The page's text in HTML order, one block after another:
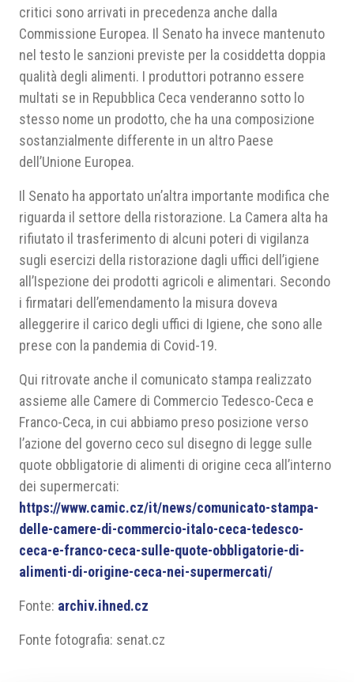
critici sono arrivati in precedenza anche dalla
Commissione Europea. Il Senato ha invece mantenuto
nel testo le sanzioni previste per la cosiddetta doppia
qualità degli alimenti. I produttori potranno essere
multati se in Repubblica Ceca venderanno sotto lo
stesso nome un prodotto, che ha una composizione
sostanzialmente differente in un altro Paese
dell’Unione Europea.
Il Senato ha apportato un’altra importante modifica che
riguarda il settore della ristorazione. La Camera alta ha
rifiutato il trasferimento di alcuni poteri di vigilanza
sugli esercizi della ristorazione dagli uffici dell’igiene
all’Ispezione dei prodotti agricoli e alimentari. Secondo
i firmatari dell’emendamento la misura doveva
alleggerire il carico degli uffici di Igiene, che sono alle
prese con la pandemia di Covid-19.
Qui ritrovate anche il comunicato stampa realizzato
assieme alle Camere di Commercio Tedesco-Ceca e
Franco-Ceca, in cui abbiamo preso posizione verso
l’azione del governo ceco sul disegno di legge sulle
quote obbligatorie di alimenti di origine ceca all’interno
dei supermercati:
https://www.camic.cz/it/news/comunicato-stampa-
delle-camere-di-commercio-italo-ceca-tedesco-
ceca-e-franco-ceca-sulle-quote-obbligatorie-di-
alimenti-di-origine-ceca-nei-supermercati/
Fonte: archiv.ihned.cz
Fonte fotografia: senat.cz